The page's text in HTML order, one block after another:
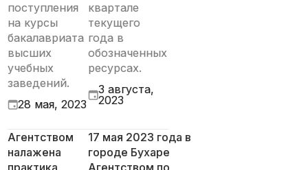
поступления
на курсы
бакалавриата
высших
учебных
заведений.
28 мая, 2023
квартале
текущего
года в
обозначенных
ресурсах.
3 августа,
2023
Агентством
налажена
практика
17 мая 2023 года в
городе Бухаре
Агентством по